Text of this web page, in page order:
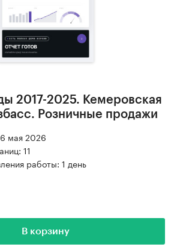
2017-2025. Кемеровская
Розничные продажи
мая 2026
11
работы: 1 день
В корзину